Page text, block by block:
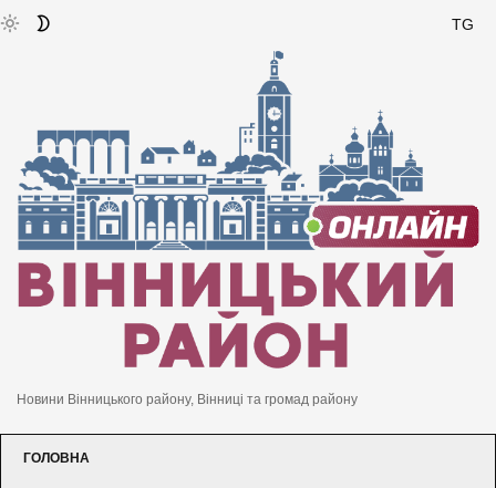
TG
Новини Вінницького району, Вінниці та громад району
ГОЛОВНА